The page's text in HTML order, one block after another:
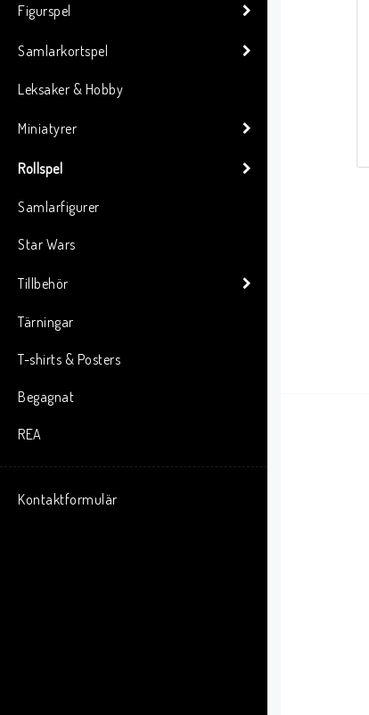
Figurspel
Samlarkortspel
Leksaker & Hobby
Miniatyrer
Rollspel
Samlarfigurer
Star Wars
Tillbehör
Tärningar
T-shirts & Posters
Begagnat
REA
Kontaktformulär